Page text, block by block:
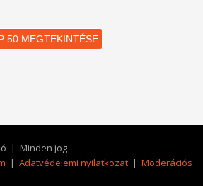
50 MEGTEKINTÉSE
| Minden jog
| Adatvédelemi nyilatkozat | Moderációs